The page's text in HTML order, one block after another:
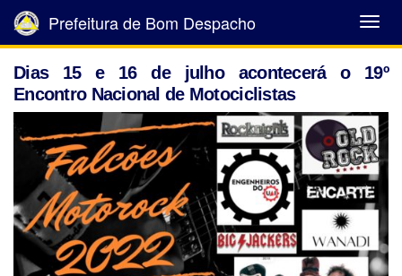
Abrir
Menu
Prefeitura de Bom Despacho
Dias 15 e 16 de julho acontecerá o 19º
Encontro Nacional de Motociclistas